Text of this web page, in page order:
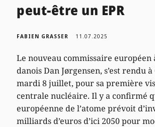
peut-être un EPR
FABIEN GRASSER 11.07.2025
Le nouveau commissaire européen
danois Dan Jørgensen, s’est rendu
mardi 8 juillet, pour sa première
centrale nucléaire. Il y a confirmé
européenne de l’atome prévoit
milliards d’euros d’ici 2050 pour